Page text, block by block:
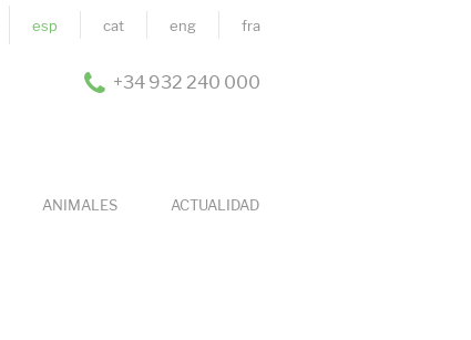
esp cat eng fra
+34 932 240 000
ANIMALES ACTUALIDAD